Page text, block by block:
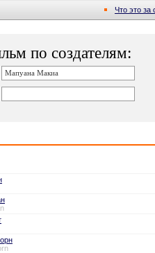
Что это за
по создателям: